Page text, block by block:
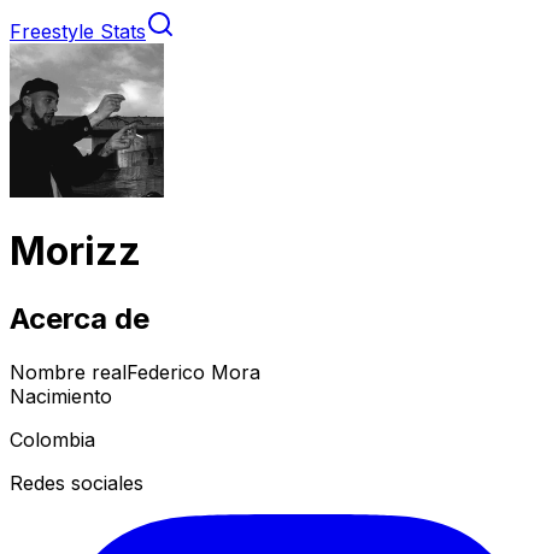
Freestyle Stats
Morizz
Acerca de
Nombre realFederico Mora
Nacimiento
Colombia
Redes sociales